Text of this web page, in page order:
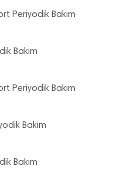
Periyodik Bakım
Bakım
Periyodik Bakım
Bakım
Bakım